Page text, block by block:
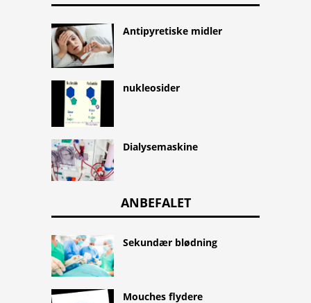
Antipyretiske midler
nukleosider
Dialysemaskine
ANBEFALET
Sekundær blødning
Mouches flydere